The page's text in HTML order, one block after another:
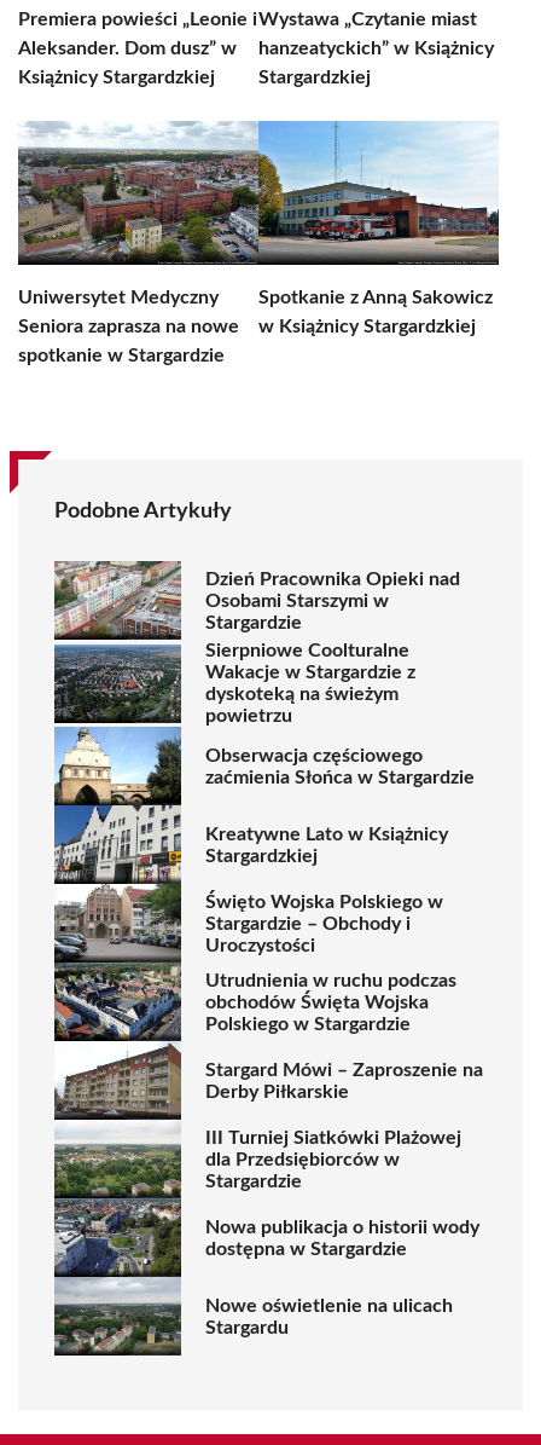
Premiera powieści „Leonie i
Aleksander. Dom dusz” w
Książnicy Stargardzkiej
Wystawa „Czytanie miast
hanzeatyckich” w Książnicy
Stargardzkiej
Uniwersytet Medyczny
Seniora zaprasza na nowe
spotkanie w Stargardzie
Spotkanie z Anną Sakowicz
w Książnicy Stargardzkiej
Podobne Artykuły
Dzień Pracownika Opieki nad
Osobami Starszymi w
Stargardzie
Sierpniowe Coolturalne
Wakacje w Stargardzie z
dyskoteką na świeżym
powietrzu
Obserwacja częściowego
zaćmienia Słońca w Stargardzie
Kreatywne Lato w Książnicy
Stargardzkiej
Święto Wojska Polskiego w
Stargardzie – Obchody i
Uroczystości
Utrudnienia w ruchu podczas
obchodów Święta Wojska
Polskiego w Stargardzie
Stargard Mówi – Zaproszenie na
Derby Piłkarskie
III Turniej Siatkówki Plażowej
dla Przedsiębiorców w
Stargardzie
Nowa publikacja o historii wody
dostępna w Stargardzie
Nowe oświetlenie na ulicach
Stargardu